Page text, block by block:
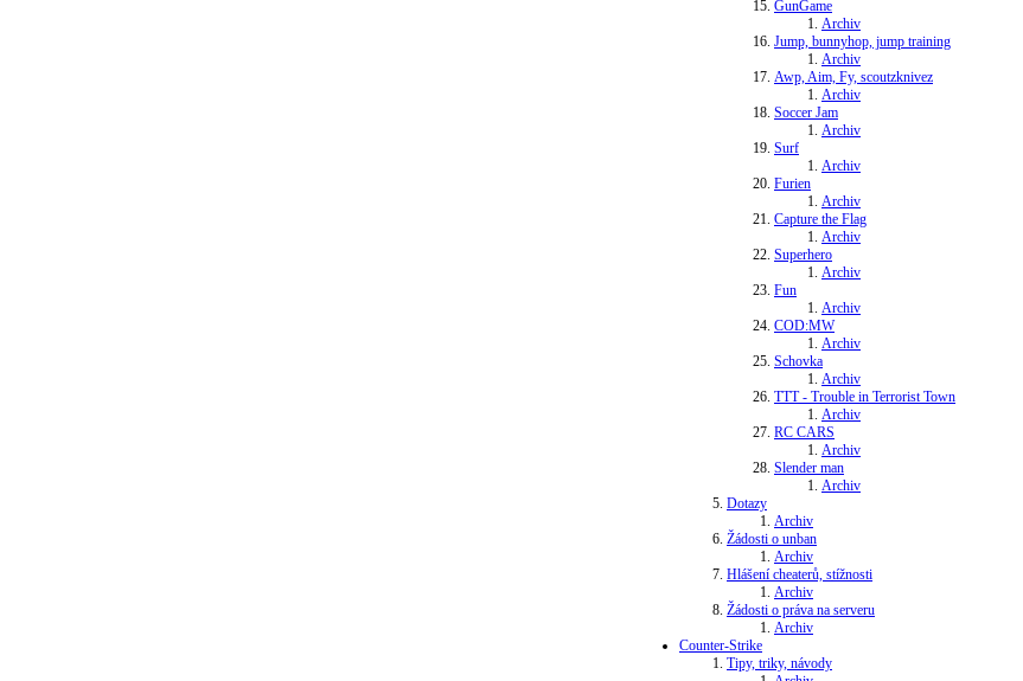
GunGame
Archiv
Jump, bunnyhop, jump training
Archiv
Awp, Aim, Fy, scoutzknivez
Archiv
Soccer Jam
Archiv
Surf
Archiv
Furien
Archiv
Capture the Flag
Archiv
Superhero
Archiv
Fun
Archiv
COD:MW
Archiv
Schovka
Archiv
TTT - Trouble in Terrorist Town
Archiv
RC CARS
Archiv
Slender man
Archiv
Dotazy
Archiv
Žádosti o unban
Archiv
Hlášení cheaterů, stížnosti
Archiv
Žádosti o práva na serveru
Archiv
Counter-Strike
Tipy, triky, návody